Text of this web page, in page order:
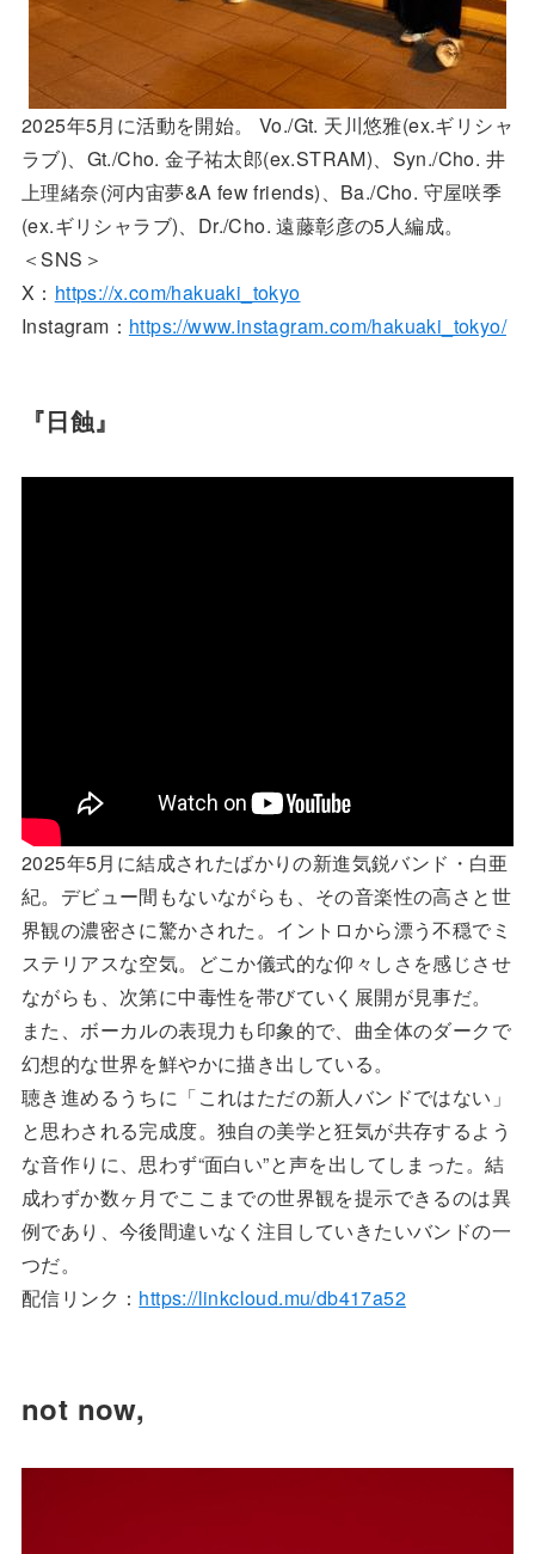
2025年5月に活動を開始。 Vo./Gt. 天川悠雅(ex.ギリシャ
ラブ)、Gt./Cho. 金子祐太郎(ex.STRAM)、Syn./Cho. 井
上理緒奈(河内宙夢&A few friends)、Ba./Cho. 守屋咲季
(ex.ギリシャラブ)、Dr./Cho. 遠藤彰彦の5人編成。
＜SNS＞
X： https://x.com/hakuaki_tokyo
Instagram： https://www.instagram.com/hakuaki_tokyo/
『日蝕』
2025年5月に結成されたばかりの新進気鋭バンド・白亜
紀。デビュー間もないながらも、その音楽性の高さと世
界観の濃密さに驚かされた。イントロから漂う不穏でミ
ステリアスな空気。どこか儀式的な仰々しさを感じさせ
ながらも、次第に中毒性を帯びていく展開が見事だ。
また、ボーカルの表現力も印象的で、曲全体のダークで
幻想的な世界を鮮やかに描き出している。
聴き進めるうちに「これはただの新人バンドではない」
と思わされる完成度。独自の美学と狂気が共存するよう
な音作りに、思わず“面白い”と声を出してしまった。結
成わずか数ヶ月でここまでの世界観を提示できるのは異
例であり、今後間違いなく注目していきたいバンドの一
つだ。
配信リンク： https://linkcloud.mu/db417a52
not now,